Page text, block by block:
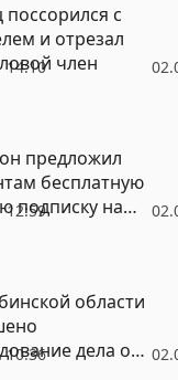
14:10
поссорился с
и отрезал
член
12:59
предложил
бесплатную
подписку на
10:36
области
дела о